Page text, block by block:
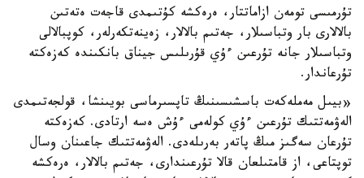
تۇرمىسى تومەن ازاماتتار، ەرەكشە كۇتىمدى قاجەت ەتەتىن
بالالارى بار وتباسىلار، جەتىم بالالار، زەينەتكەرلەر، كوپبالالى
وتباسىلار جانە تۇرعىن ءۇي قۇرىلىس جيناق بانكىندە كەزەكتە
تۇرعاندار.
«بيىل مەملەكەت باسشىسىنىڭ تاپسىرماسى بويىنشا، قولجەتىمدى
الەۋمەتتىك تۇرعىن ءۇي كولەمى ءۇش ەسە ارتادى. كەزەكتە
تۇرعان سەگىز مىڭ پاتەر بەرىلەدى. الەۋمەتتىك جاعىنان وسال
توپتاعى، از قامتىلعان قالا تۇرعىندارى، جەتىم بالالار، ەرەكشە